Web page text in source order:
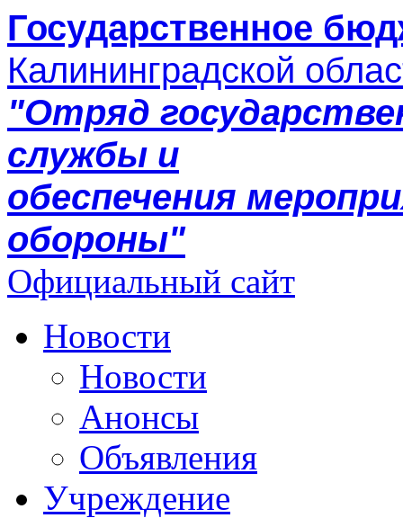
Государственное
Калининградской
"Отряд
службы и
обеспечения
обороны"
Официальный сайт
Новости
Новости
Анонсы
Объявления
Учреждение